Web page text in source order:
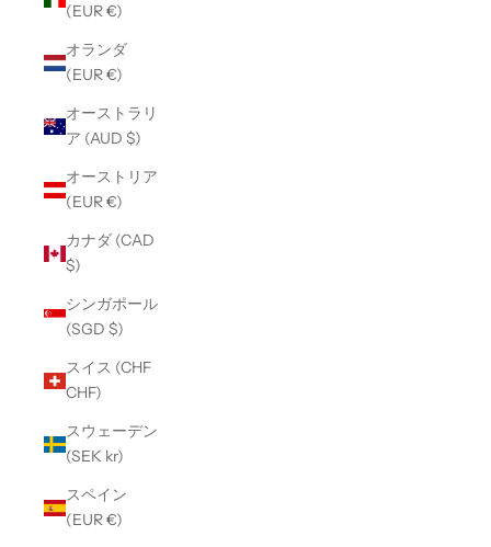
(EUR €)
オランダ
(EUR €)
オーストラリ
ア (AUD $)
オーストリア
(EUR €)
カナダ (CAD
$)
シンガポール
(SGD $)
スイス (CHF
CHF)
スウェーデン
(SEK kr)
スペイン
(EUR €)